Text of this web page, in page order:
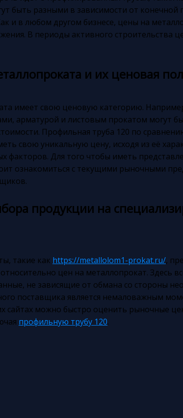
быть разными в зависимости от конечной
и в любом другом бизнесе, цены на
В периоды активного строительства
и их ценовая
имеет свою ценовую категорию.
арматурой и листовым прокатом могут
Профильная труба 120 по
свою уникальную цену, исходя из её
факторов. Для того чтобы иметь
ознакомиться с текущими рыночными
продукции на
такие как https://metallolom1-prokat.ru/,
цен на металлопрокат. Здесь
не зависящие от обмана со стороны
поставщика является немаловажным
сайтах можно быстро оценить рыночные
профильную трубу 120.